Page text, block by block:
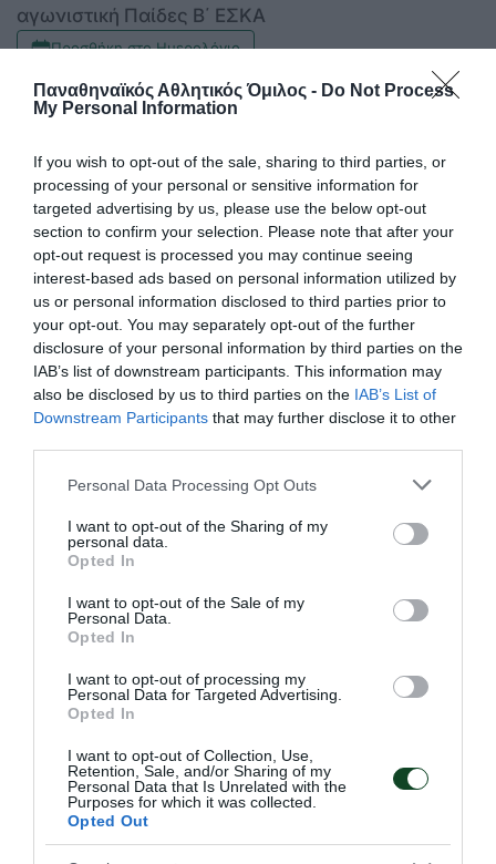
Παναθηναϊκός Αθλητικός Όμιλος - Do Not Process
My Personal Information
If you wish to opt-out of the sale, sharing to third parties, or
processing of your personal or sensitive information for
targeted advertising by us, please use the below opt-out
section to confirm your selection. Please note that after your
opt-out request is processed you may continue seeing
interest-based ads based on personal information utilized by
us or personal information disclosed to third parties prior to
your opt-out. You may separately opt-out of the further
disclosure of your personal information by third parties on the
IAB’s list of downstream participants. This information may
also be disclosed by us to third parties on the IAB’s List of
Downstream Participants that may further disclose it to other
Please note that this website/app uses one or more Google
not limited to your visit or usage behaviour. You may click to
grant or deny consent to Google and its third-party tags to
use your data for below specified purposes in below Google
consent section.
Personal Data Processing Opt Outs
I want to opt-out of the Sharing of my
personal data.
Opted In
I want to opt-out of the Sale of my
Personal Data.
Opted In
I want to opt-out of processing my
Personal Data for Targeted Advertising.
Opted In
I want to opt-out of Collection, Use,
Retention, Sale, and/or Sharing of my
Personal Data that Is Unrelated with the
Purposes for which it was collected.
Opted Out
αγωνιστική Παίδες Β΄ ΕΣΚΑ
Προσθήκη στο Ημερολόγιο
15:00
Μετς, Παναθηναϊκός-ΠΑΟΚ, 8η αγ. ποδόσφαιρο
σάλας ανδρών
Προσθήκη στο Ημερολόγιο
15:30
Καισαριανή, Καρπενήσι-Παναθηναϊκός , Futsal
γυναίκες 2η αγωνιστική
Προσθήκη στο Ημερολόγιο
16:00
Στρέφη, Νηρέας -Παναθηναϊκός 7η αγωνιστική-
Προσθήκη στο Ημερολόγιο
17:00
Ζηρίνειο, Κηφισιά-Παναθηναϊκός 4η αγωνιστική
Volleyleague ανδρών (ESAP TV)
Προσθήκη στο Ημερολόγιο
18:00
Κλ. «Παύλος Γιαννακόπουλος» Παναθηναϊκός-
Φοίβος Μελισσίων 7η αγωνιστική ΕΣΠΑΑΑ